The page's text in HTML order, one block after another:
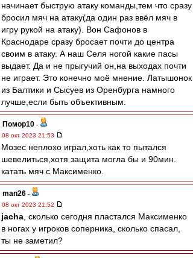
начинает быструю атаку команды,тем что сразу
бросил мяч на атаку(да один раз ввёл мяч в
игру рукой на атаку). Вон Сафонов в
Краснодаре сразу бросает почти до центра
своим в атаку. А наш Селя ногой какие пасы
выдает. Да и не прыгучий он,на выходах почти
не играет. Это конечно моё мнение. Латышонок
из Балтики и Сысуев из Оренбурга намного
лучше,если быть объективным.
Помор10 -
08 окт 2023 21:53
Мозес неплохо играл,хоть как то пытался
шевелиться,хотя защита могла бы и 90мин.
катать мяч с Максименко.
man26 -
08 окт 2023 21:52
jacha , сколько сегодня пластался Максименко
в ногах у игроков соперника, сколько спасал,
ты не заметил?